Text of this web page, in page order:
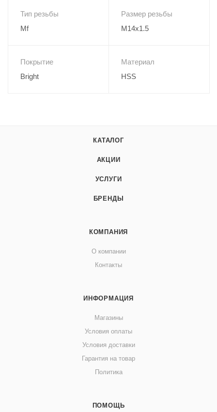
Тип резьбы
Mf
Размер резьбы
M14x1.5
Покрытие
Bright
Материал
HSS
КАТАЛОГ
АКЦИИ
УСЛУГИ
БРЕНДЫ
КОМПАНИЯ
О компании
Контакты
ИНФОРМАЦИЯ
Магазины
Условия оплаты
Условия доставки
Гарантия на товар
Политика
ПОМОЩЬ